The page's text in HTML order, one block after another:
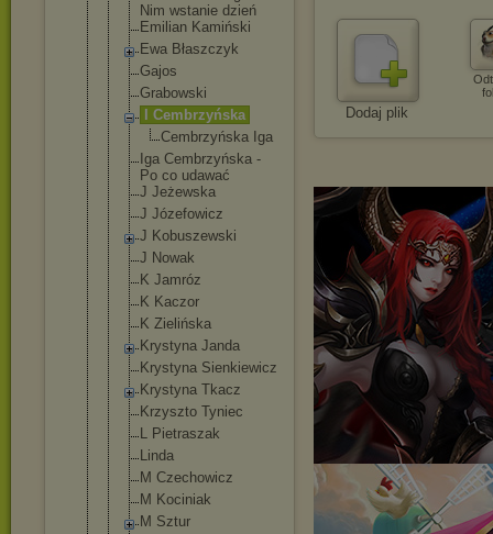
Nim wstanie dzień
Emilian Kamiński
Ewa Błaszczyk
Gajos
Grabowski
I Cembrzyńska
Cembrzyńska Iga
Iga Cembrzyńska -
Po co udawać
J Jeżewska
J Józefowicz
J Kobuszewski
J Nowak
K Jamróz
K Kaczor
K Zielińska
Krystyna Janda
Krystyna Sienkiewicz
Krystyna Tkacz
Krzyszto Tyniec
L Pietraszak
Linda
M Czechowicz
M Kociniak
M Sztur
Dodaj plik